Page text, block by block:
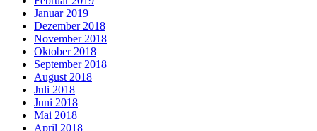
Januar 2019
Dezember 2018
November 2018
Oktober 2018
September 2018
August 2018
Juli 2018
Juni 2018
Mai 2018
April 2018